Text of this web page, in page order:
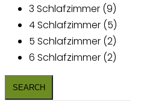
3 Schlafzimmer (9)
4 Schlafzimmer (5)
5 Schlafzimmer (2)
6 Schlafzimmer (2)